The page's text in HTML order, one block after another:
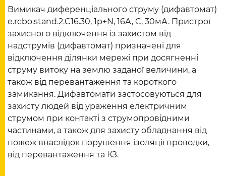
Вимикач диференціального струму (дифавтомат)
e.rcbo.stand.2.C16.30, 1p+N, 16А, C, 30мА. Пристрої
захисного відключення із захистом від
надструмів (дифавтомат) призначені для
відключення ділянки мережі при досягненні
струму витоку на землю заданої величини, а
також від перевантаження та короткого
замикання. Дифавтомати застосовуються для
захисту людей від ураження електричним
струмом при контакті з струмопровідними
частинами, а також для захисту обладнання від
пожеж внаслідок порушення ізоляції проводки,
від перевантаження та КЗ.